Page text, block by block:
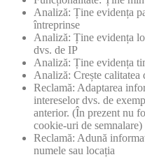
Analiză: Ține evidența
întreprinse
Analiză: Ține evidența
dvs. de IP
Analiză: Ține evidența
Analiză: Crește calitatea
Reclamă: Adaptarea
intereselor dvs. de
anterior. (În prezent nu
cookie-uri de semnalare)
Reclamă: Adună
numele sau locația